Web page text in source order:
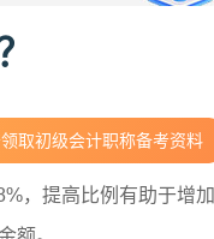
取初级会计职称备考资料
，提高比例有助于增加